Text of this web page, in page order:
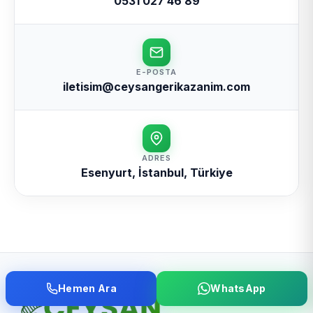
E-POSTA
iletisim@ceysangerikazanim.com
ADRES
Esenyurt, İstanbul, Türkiye
Hemen Ara WhatsApp